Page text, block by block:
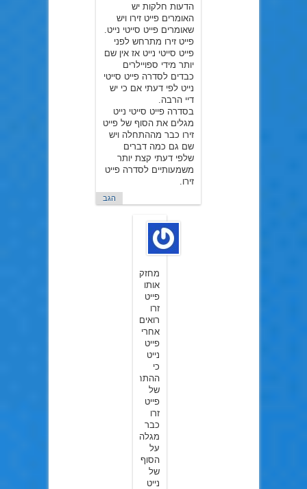
הדעות חלקות יש
האומרים פייט זירו ויש
שאומרים פייט סייטי נייט.
פייט זירו מתרחש לפני
פייט סייטי נייט אז אין שם
יותר מידי ספויילרים
כבדים לסדרה פייט סייטי
נייט לפי דעתי אם כי יש
דיי הרבה.
בסדרה פייט סייטי נייט
מגלים את הסוף של פייט
זירו כבר מההתחלה ויש
שם גם כמה דברים
שלפי דעתי קצת יותר
משמעותיים לסדרה פייט
זירו.
הגב
מחזק
אותו
פייט
זרו
רואים
אחרי
פייט
נייט
כי
ההתחלה
של
פייט
זרו
כבר
מגלה
על
הסוף
של
נייט